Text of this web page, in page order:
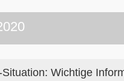
Wichtige